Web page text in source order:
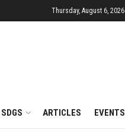
Thursday, August 6, 2026
SDGS ARTICLES EVENTS